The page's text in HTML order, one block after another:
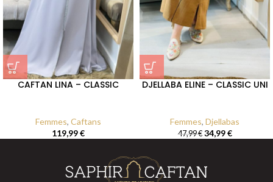
CAFTAN LINA – CLASSIC
Femmes, Caftans
119,99€
DJELLABA ELINE – CLASSIC UNI
Femmes, Djellabas
47,99€ 34,99€